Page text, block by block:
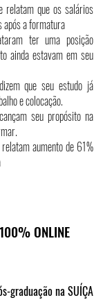
relatam que os salários
após a formatura
ter uma posição
ainda estavam em seu
que seu estudo já
e colocação.
seu propósito na
aumento de 61%
ONLINE
graduação na SUÍÇA